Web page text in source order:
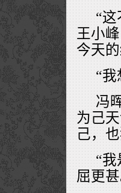
“
王小
今天
“
冯
为己
己，
“
屈更